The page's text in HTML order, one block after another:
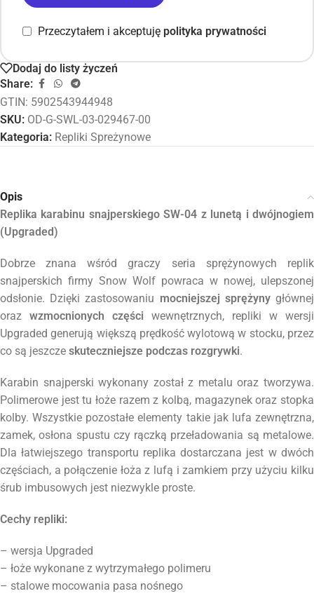
Przeczytałem i akceptuję polityka prywatności
Dodaj do listy życzeń
Share:
GTIN: 5902543944948
SKU: OD-G-SWL-03-029467-00
Kategoria: Repliki Spreżynowe
Opis
Replika karabinu snajperskiego SW-04 z lunetą i dwójnogiem
(Upgraded)
Dobrze znana wśród graczy seria sprężynowych replik
snajperskich firmy Snow Wolf powraca w nowej, ulepszonej
odsłonie. Dzięki zastosowaniu mocniejszej sprężynygłównej
oraz wzmocnionych części wewnętrznych, repliki w wersji
Upgraded generują większą prędkość wylotową w stocku, przez
co są jeszcze skuteczniejsze podczas rozgrywki.
Karabin snajperski wykonany został z metalu oraz tworzywa.
Polimerowe jest tu łoże razem z kolbą, magazynek oraz stopka
kolby. Wszystkie pozostałe elementy takie jak lufa zewnętrzna,
zamek, osłona spustu czy rączką przeładowania są metalowe.
Dla łatwiejszego transportu replika dostarczana jest w dwóch
częściach, a połączenie łoża z lufą i zamkiem przy użyciu kilku
śrub imbusowych jest niezwykle proste.
Cechy repliki:
– wersja Upgraded
– łoże wykonane z wytrzymałego polimeru
– stalowe mocowania pasa nośnego